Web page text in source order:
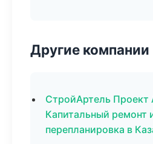
Другие компании
СтройАртель
Капитальный ремонт
перепланировка в